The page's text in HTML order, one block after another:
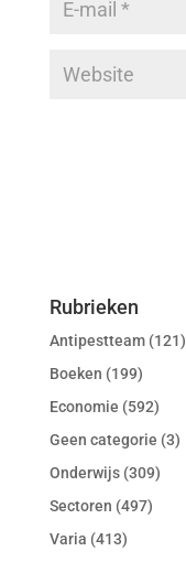
Rubrieken
Antipestteam(121)
Boeken (199)
Economie (592)
Geen categorie (3)
Onderwijs(309)
Sectoren (497)
Varia (413)